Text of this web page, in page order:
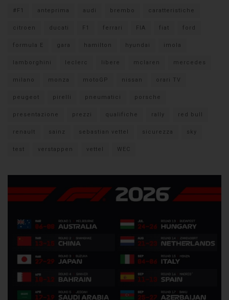
#F1 anteprima audi brembo caratteristiche
citroen ducati F1 ferrari FIA fiat ford
formula E gara hamilton hyundai imola
lamborghini leclerc libere mclaren mercedes
milano monza motoGP nissan orari TV
peugeot pirelli pneumatici porsche
presentazione prezzi qualifiche rally red bull
renault sainz sebastian vettel sicurezza sky
test verstappen vettel WEC